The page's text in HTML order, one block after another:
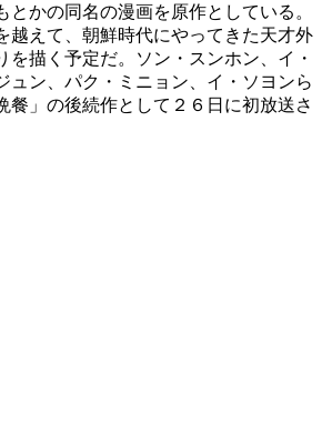
とかの同名の漫画を原作としている。
越えて、朝鮮時代にやってきた天才外
を描く予定だ。ソン・スンホン、イ・
ュン、パク・ミニョン、イ・ソヨンら
餐」の後続作として２６日に初放送さ